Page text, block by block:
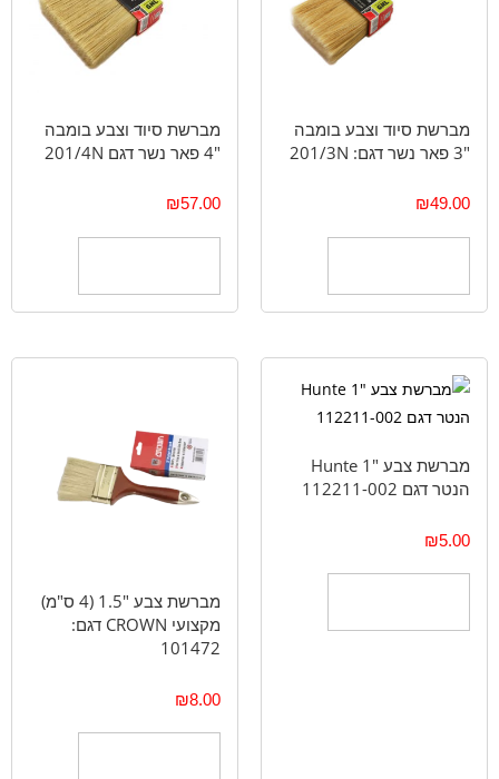
מברשת סיוד וצבע בומבה
"3 פאר נשר דגם: 201/3N
₪49.00
מברשת סיוד וצבע בומבה
"4 פאר נשר דגם 201/4N
₪57.00
מברשת צבע "1 Hunte
הנטר דגם 112211-002
₪5.00
מברשת צבע "1.5 (4 ס"מ)
מקצועי CROWN דגם:
101472
₪8.00